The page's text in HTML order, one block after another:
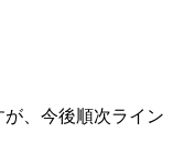
、今後順次ライン